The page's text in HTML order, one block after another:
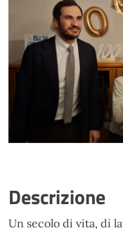
Descrizione
Un secolo di vita, di